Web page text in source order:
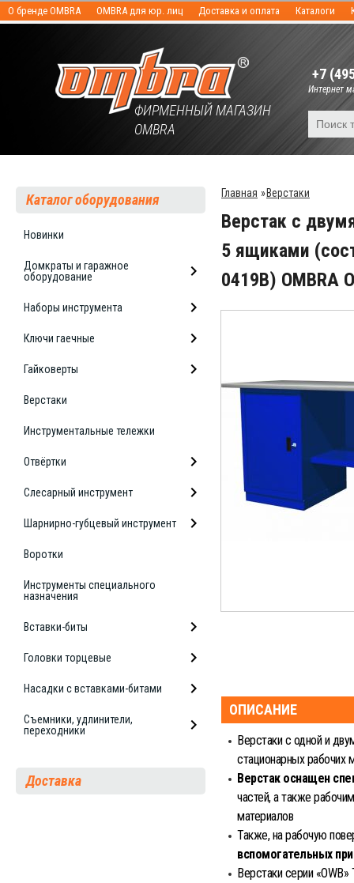
О бренде OMBRA OMBRA для юр. лиц Доставка и оплата Каталоги
ФИРМЕННЫЙ МАГАЗИН
OMBRA
+7
Интернет
Каталог оборудования
Новинки
Домкраты и гаражное
оборудование
Наборы инструмента
Ключи гаечные
Гайковерты
Верстаки
Инструментальные тележки
Отвёртки
Слесарный инструмент
Шарнирно-губцевый инструмент
Воротки
Инструменты специального
назначения
Вставки-биты
Головки торцевые
Насадки с вставками-битами
Съемники, удлинители,
переходники
Доставка
Главная »Верстаки
Верстак с
5 ящиками
0419B) OMBRA
ОПИСАНИЕ
Верстаки с одной и
стационарных рабочих
Верстак оснащен
частей, а также
материалов
Также, на рабочую
вспомогательных
Верстаки cерии